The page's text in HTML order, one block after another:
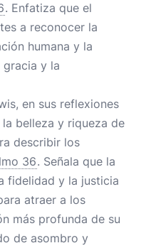
. Enfatiza que el
a reconocer la
humana y la
gracia y la
en sus reflexiones
belleza y riqueza de
describir los
36. Señala que la
fidelidad y la justicia
atraer a los
más profunda de su
de asombro y